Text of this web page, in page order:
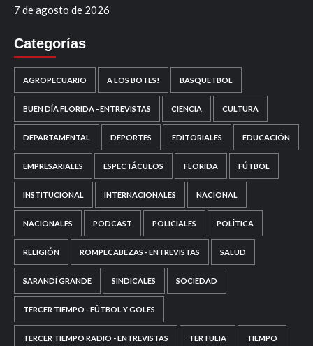
7 de agosto de 2026
Categorías
AGROPECUARIO A LOS BOTES! BASQUETBOL
BUEN DÍA FLORIDA - ENTREVISTAS CIENCIA CULTURA
DEPARTAMENTAL DEPORTES EDITORIALES EDUCACIÓN
EMPRESARIALES ESPECTÁCULOS FLORIDA FÚTBOL
INSTITUCIONAL INTERNACIONALES NACIONAL
NACIONALES PODCAST POLICIALES POLÍTICA
RELIGIÓN ROMPECABEZAS - ENTREVISTAS SALUD
SARANDÍ GRANDE SINDICALES SOCIEDAD
TERCER TIEMPO - FÚTBOL Y GOLES
TERCER TIEMPO RADIO - ENTREVISTAS TERTULIA TIEMPO